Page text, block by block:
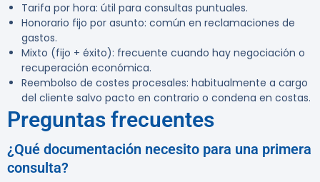
Tarifa por hora: útil para consultas puntuales.
Honorario fijo por asunto: común en reclamaciones de
gastos.
Mixto (fijo + éxito): frecuente cuando hay negociación o
recuperación económica.
Reembolso de costes procesales: habitualmente a cargo
del cliente salvo pacto en contrario o condena en costas.
Preguntas frecuentes
¿Qué documentación necesito para una primera
consulta?